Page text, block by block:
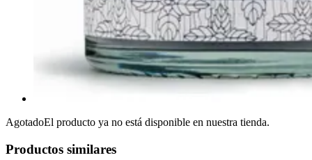
AgotadoEl producto ya no está disponible en nuestra tienda.
Productos similares